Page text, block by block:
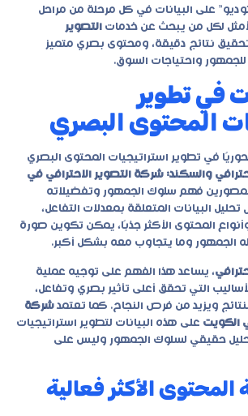
على البيانات في كل مرحلة من مراحل
لكل من يبحث عن خدمات التصوير
نتائج دقيقة، ومحتوى بصري متميز
واحتياجات السوق.
في تطوير
المحتوى البصري
في تطوير استراتيجيات المحتوى البصري
والسكند: شركة التصوير الاحترافي في
فهم سلوك الجمهور وتفضيلاته
البيانات المتعلقة بمعدلات التفاعل،
المحتوى الأكثر جذبًا، يمكن تكوين صورة
الجمهور وما يتجاوب معه بشكل أكبر.
، يساعد هذا الفهم على توجيه عملية
التي تحقق أعلى تأثير بصري وتفاعل،
ويزيد من فرص النجاح. كما تعتمد شركة
الكويت على هذه البيانات لتطوير استراتيجيات
حقيقي لسلوك الجمهور وليس على
المحتوى الأكثر فعالية